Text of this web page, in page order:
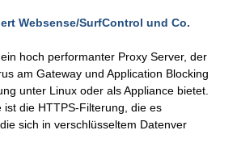
Websense/SurfControl und Co.
hoch performanter Proxy Server, der
am Gateway und Application Blocking
unter Linux oder als Appliance bietet.
ist die HTTPS-Filterung, die es
sich in verschlüsseltem Datenver